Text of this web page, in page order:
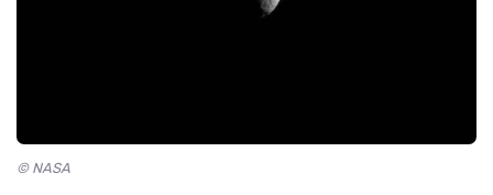
© NASA